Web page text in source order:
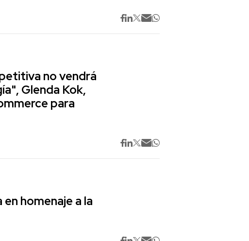
no vendrá
Glenda Kok,
para
homenaje a la